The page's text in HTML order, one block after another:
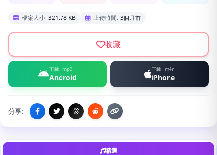
檔案大小: 321.78 KB 上傳時間: 3個月前
收藏
下載 mp3
Android
下載 m4r
iPhone
分享:
精選